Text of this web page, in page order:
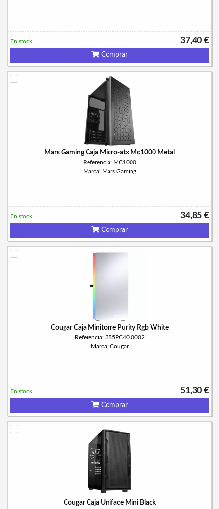
37,40 €
En stock
Comprar
Mars Gaming Caja Micro-atx Mc1000 Metal
Referencia: MC1000
Marca: Mars Gaming
34,85 €
En stock
Comprar
Cougar Caja Minitorre Purity Rgb White
Referencia: 385PC40.0002
Marca: Cougar
51,30 €
En stock
Comprar
Cougar Caja Uniface Mini Black